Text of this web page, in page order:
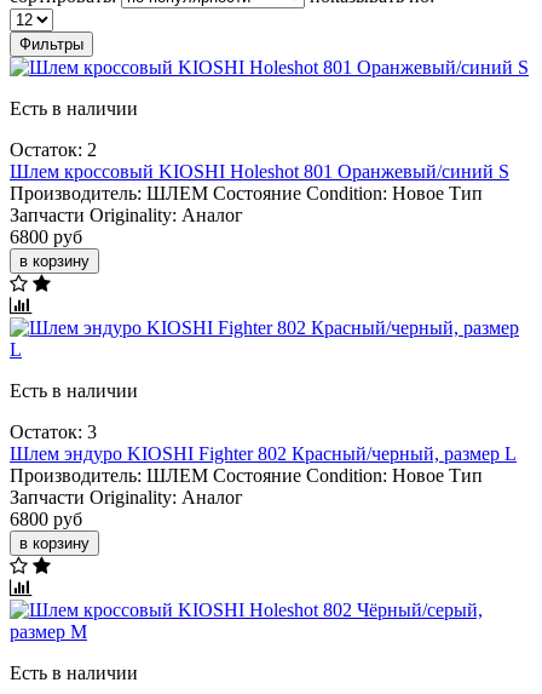
Фильтры
Есть в наличии
Остаток: 2
Шлем кроссовый KIOSHI Holeshot 801 Оранжевый/синий S
Производитель: ШЛЕМ Состояние Condition: Новое Тип
Запчасти Originality: Аналог
6800 руб
в корзину
Есть в наличии
Остаток: 3
Шлем эндуро KIOSHI Fighter 802 Красный/черный, размер L
Производитель: ШЛЕМ Состояние Condition: Новое Тип
Запчасти Originality: Аналог
6800 руб
в корзину
Есть в наличии